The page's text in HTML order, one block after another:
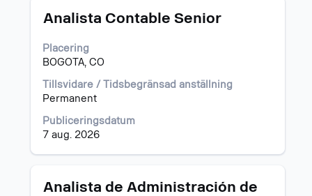
Titel
Analista Contable Senior
Placering
BOGOTA, CO
Tillsvidare / Tidsbegränsad anställning
Permanent
Publiceringsdatum
7 aug. 2026
Klicka
blankstegstangenten
för
visa
allt
i
jobbeskrivningen.
Titel
Analista de Administración de
Klicka